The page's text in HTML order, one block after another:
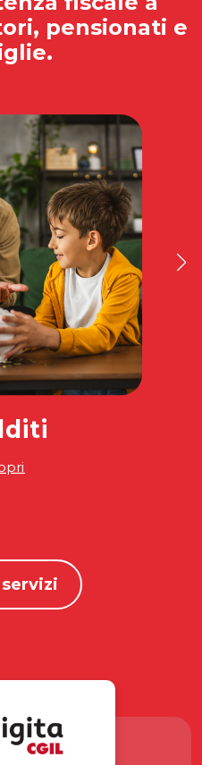
pensionati e